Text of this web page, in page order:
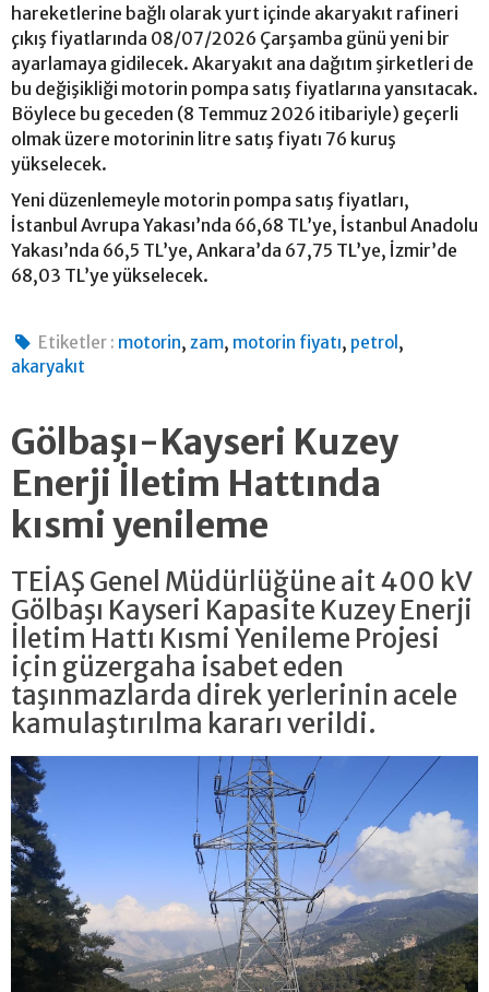
hareketlerine bağlı olarak yurt içinde akaryakıt rafineri
çıkış fiyatlarında 08/07/2026 Çarşamba günü yeni bir
ayarlamaya gidilecek. Akaryakıt ana dağıtım şirketleri de
bu değişikliği motorin pompa satış fiyatlarına yansıtacak.
Böylece bu geceden (8 Temmuz 2026 itibariyle) geçerli
olmak üzere motorinin litre satış fiyatı 76 kuruş
yükselecek.
Yeni düzenlemeyle motorin pompa satış fiyatları,
İstanbul Avrupa Yakası’nda 66,68 TL’ye, İstanbul Anadolu
Yakası’nda 66,5 TL’ye, Ankara’da 67,75 TL’ye, İzmir’de
68,03 TL’ye yükselecek.
Etiketler : motorin, zam, motorin fiyatı, petrol ,
akaryakıt
Gölbaşı-Kayseri Kuzey
Enerji İletim Hattında
kısmi yenileme
TEİAŞ Genel Müdürlüğüne ait 400 kV
Gölbaşı Kayseri Kapasite Kuzey Enerji
İletim Hattı Kısmi Yenileme Projesi
için güzergaha isabet eden
taşınmazlarda direk yerlerinin acele
kamulaştırılma kararı verildi.